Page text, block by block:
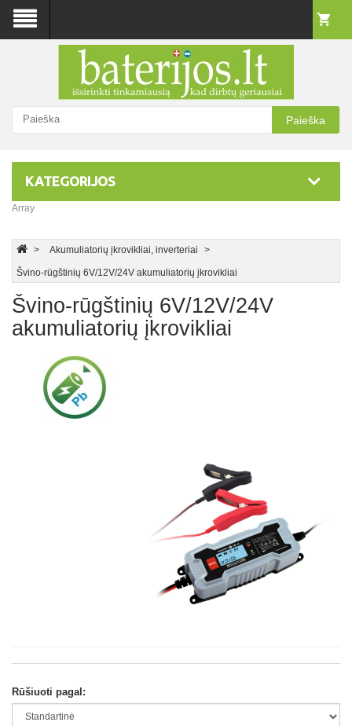
Paieška
KATEGORIJOS
Array
Akumuliatorių įkrovikliai, inverteriai
Švino-rūgštinių 6V/12V/24V akumuliatorių įkrovikliai
Švino-rūgštinių 6V/12V/24V
akumuliatorių įkrovikliai
Rūšiuoti pagal: